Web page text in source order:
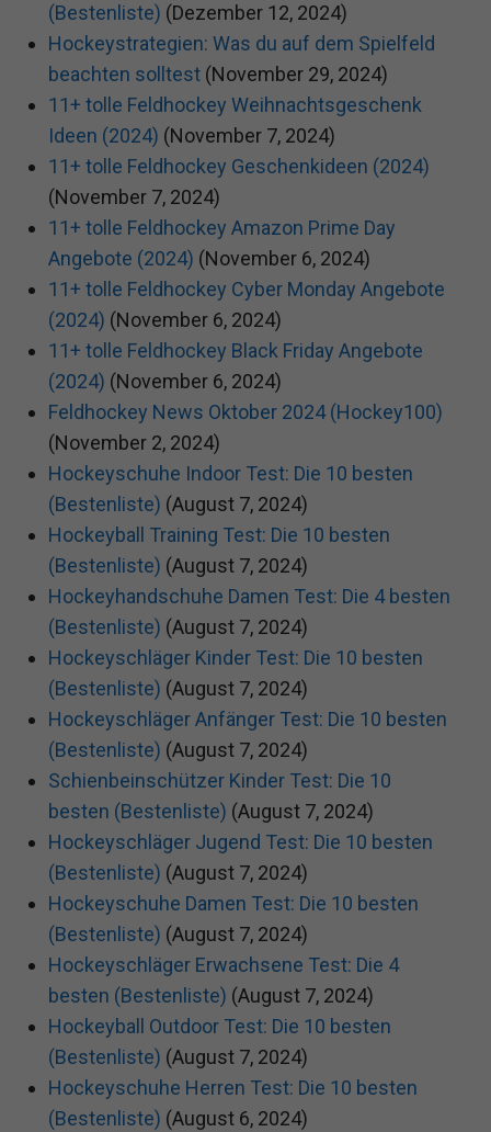
(Bestenliste) (Dezember 12, 2024)
Hockeystrategien: Was du auf dem Spielfeld
beachten solltest (November 29, 2024)
11+ tolle Feldhockey Weihnachtsgeschenk
Ideen (2024) (November 7, 2024)
11+ tolle Feldhockey Geschenkideen (2024)
(November 7, 2024)
11+ tolle Feldhockey Amazon Prime Day
Angebote (2024) (November 6, 2024)
11+ tolle Feldhockey Cyber Monday Angebote
(2024) (November 6, 2024)
11+ tolle Feldhockey Black Friday Angebote
(2024) (November 6, 2024)
Feldhockey News Oktober 2024 (Hockey100)
(November 2, 2024)
Hockeyschuhe Indoor Test: Die 10 besten
(Bestenliste) (August 7, 2024)
Hockeyball Training Test: Die 10 besten
(Bestenliste) (August 7, 2024)
Hockeyhandschuhe Damen Test: Die 4 besten
(Bestenliste) (August 7, 2024)
Hockeyschläger Kinder Test: Die 10 besten
(Bestenliste) (August 7, 2024)
Hockeyschläger Anfänger Test: Die 10 besten
(Bestenliste) (August 7, 2024)
Schienbeinschützer Kinder Test: Die 10
besten (Bestenliste) (August 7, 2024)
Hockeyschläger Jugend Test: Die 10 besten
(Bestenliste) (August 7, 2024)
Hockeyschuhe Damen Test: Die 10 besten
(Bestenliste) (August 7, 2024)
Hockeyschläger Erwachsene Test: Die 4
besten (Bestenliste) (August 7, 2024)
Hockeyball Outdoor Test: Die 10 besten
(Bestenliste) (August 7, 2024)
Hockeyschuhe Herren Test: Die 10 besten
(Bestenliste) (August 6, 2024)